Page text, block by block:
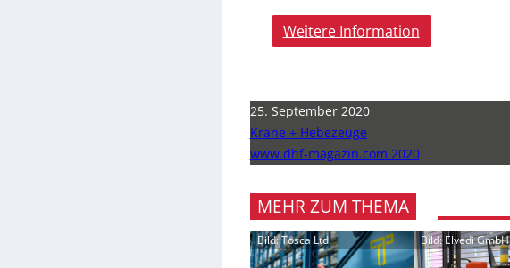
Weitere Information
25. September 2020
Krane + Hebezeuge
www.dhf-magazin.com 2020
MEHR ZUM THEMA
Bild: Tosca Ltd. Bild: Elvedi GmbH